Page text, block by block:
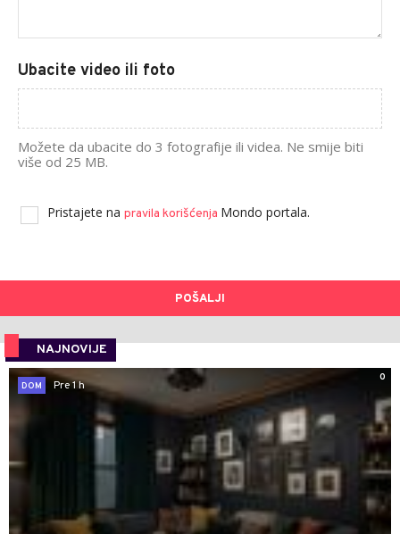
Ubacite video ili foto
Možete da ubacite do 3 fotografije ili videa. Ne smije biti
više od 25 MB.
Pristajete na pravila korišćenja Mondo portala.
POŠALJI
NAJNOVIJE
0
DOM
Pre 1 h